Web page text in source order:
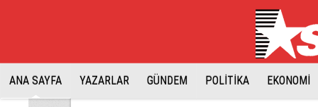
ANA SAYFA YAZARLAR GÜNDEM POLİTİKA EKONOMİ